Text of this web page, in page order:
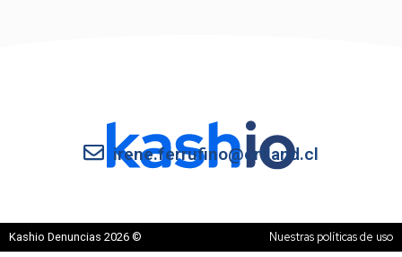
irene.ferrufino@ortland.cl
Kashio Denuncias 2026 © Nuestras políticas de uso